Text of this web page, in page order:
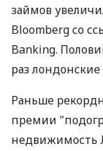
займов
Bloomberg со
Banking.
раз
Раньше
премии
недвижимость